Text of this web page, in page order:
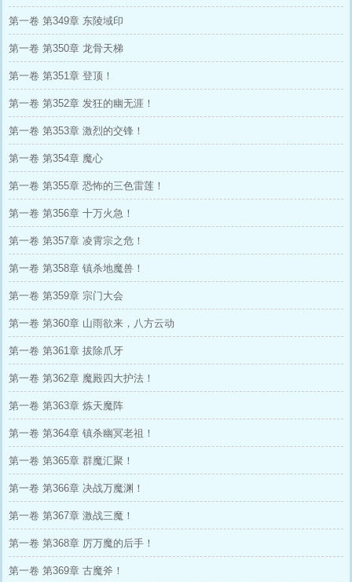
第一卷 第349章 东陵域印
第一卷 第350章 龙骨天梯
第一卷 第351章 登顶！
第一卷 第352章 发狂的幽无涯！
第一卷 第353章 激烈的交锋！
第一卷 第354章 魔心
第一卷 第355章 恐怖的三色雷莲！
第一卷 第356章 十万火急！
第一卷 第357章 凌霄宗之危！
第一卷 第358章 镇杀地魔兽！
第一卷 第359章 宗门大会
第一卷 第360章 山雨欲来，八方云动
第一卷 第361章 拔除爪牙
第一卷 第362章 魔殿四大护法！
第一卷 第363章 炼天魔阵
第一卷 第364章 镇杀幽冥老祖！
第一卷 第365章 群魔汇聚！
第一卷 第366章 决战万魔渊！
第一卷 第367章 激战三魔！
第一卷 第368章 厉万魔的后手！
第一卷 第369章 古魔斧！